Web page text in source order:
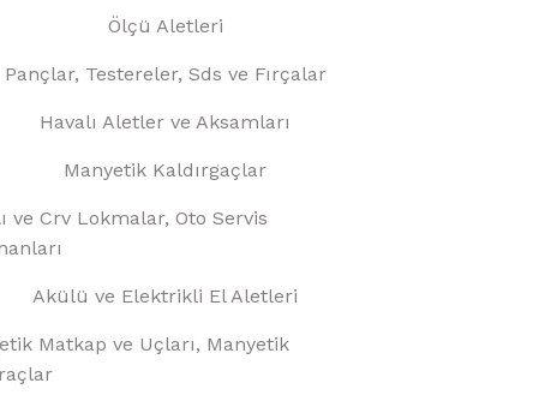
Ölçü Aletleri
Pançlar, Testereler, Sds ve Fırçalar
Havalı Aletler ve Aksamları
Manyetik Kaldırgaçlar
ve Crv Lokmalar, Oto Servis
Akülü ve Elektrikli El Aletleri
Matkap ve Uçları, Manyetik